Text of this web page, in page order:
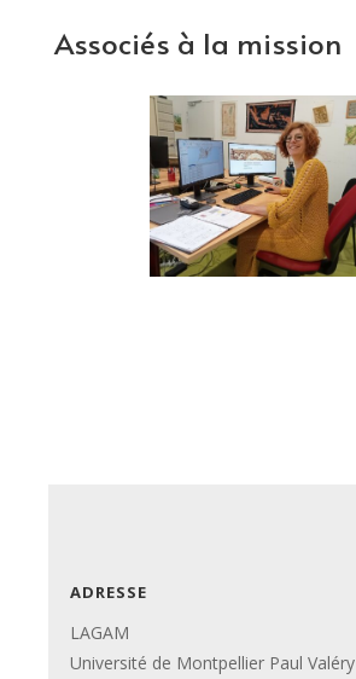
Associés à la mission
ADRESSE
LAGAM
Université de Montpellier Paul Valéry